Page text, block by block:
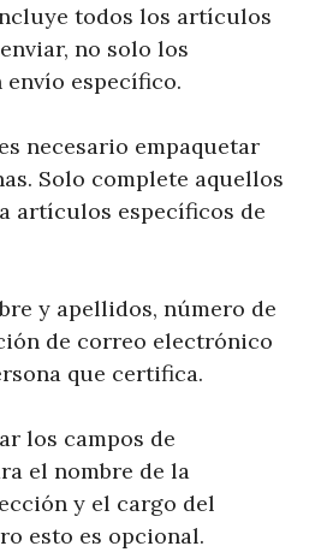
todos los artículos
no solo los
específico.
necesario empaquetar
Solo complete aquellos
artículos específicos de
y apellidos, número de
de correo electrónico
que certifica.
los campos de
el nombre de la
y el cargo del
esto es opcional.